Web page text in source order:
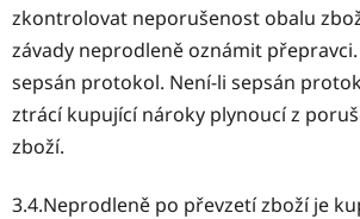
zkontrolovat neporušenost obalu
závady neprodleně oznámit
sepsán protokol. Není-li sepsán
ztrácí kupující nároky plynoucí z
zboží.
3.4.Neprodleně po převzetí zboží je